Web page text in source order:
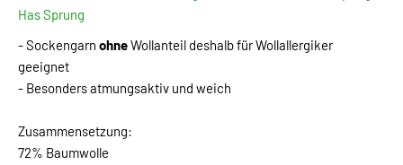
Has Sprung
- Sockengarn ohneWollanteil deshalb für Wollallergiker
geeignet
- Besonders atmungsaktiv und weich
Zusammensetzung:
72% Baumwolle